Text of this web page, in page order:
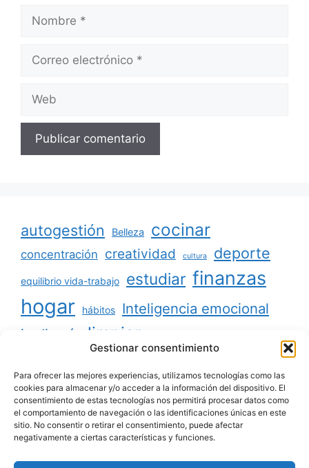
Gestionar consentimiento
Para ofrecer las mejores experiencias, utilizamos tecnologías como las
cookies para almacenar y/o acceder a la información del dispositivo. El
consentimiento de estas tecnologías nos permitirá procesar datos como
el comportamiento de navegación o las identificaciones únicas en este
sitio. No consentir o retirar el consentimiento, puede afectar
negativamente a ciertas características y funciones.
Nombre
Correo
Web
autogestión Belleza cocinar
concentración creatividad cultura deporte
equilibrio vida-trabajo estudiar finanzas
hogar hábitos Inteligencia emocional
jardinería limpiar
minimalismo niños
ordenar organizar productividad
reciclaje relaciones sociales salud
tecnología viajar voluntariado